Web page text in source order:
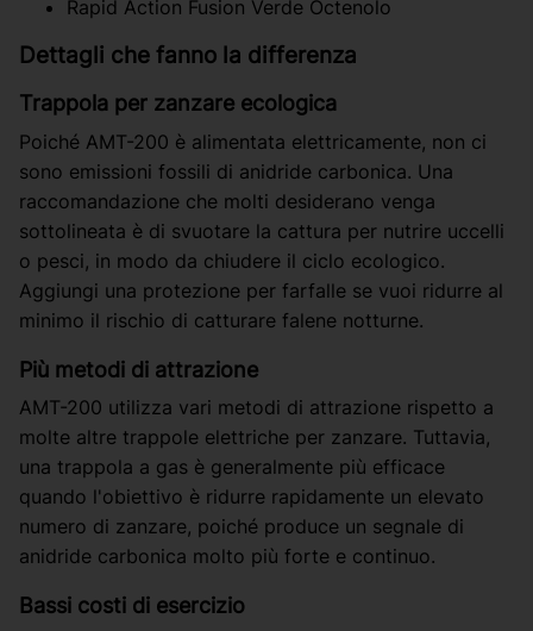
Rapid Action Fusion Verde Octenolo
Dettagli che fanno la differenza
Trappola per zanzare ecologica
Poiché AMT-200 è alimentata elettricamente, non ci
sono emissioni fossili di anidride carbonica. Una
raccomandazione che molti desiderano venga
sottolineata è di svuotare la cattura per nutrire uccelli
o pesci, in modo da chiudere il ciclo ecologico.
Aggiungi una protezione per farfalle se vuoi ridurre al
minimo il rischio di catturare falene notturne.
Più metodi di attrazione
AMT-200 utilizza vari metodi di attrazione rispetto a
molte altre trappole elettriche per zanzare. Tuttavia,
una trappola a gas è generalmente più efficace
quando l'obiettivo è ridurre rapidamente un elevato
numero di zanzare, poiché produce un segnale di
anidride carbonica molto più forte e continuo.
Bassi costi di esercizio